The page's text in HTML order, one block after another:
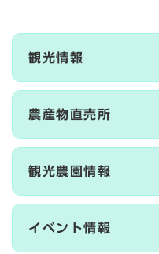
観光情報
農産物直売所
観光農園情報
イベント情報